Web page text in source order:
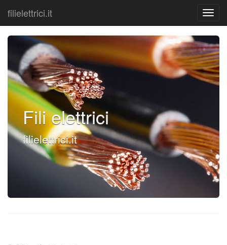
filielettrici.it
Fili elettrici
filielettrici.it